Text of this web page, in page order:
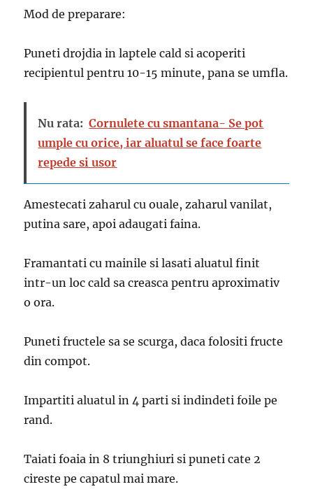
Mod de preparare:
Puneti drojdia in laptele cald si acoperiti
recipientul pentru 10-15 minute, pana se umfla.
Nu rata: Cornulete cu smantana- Se pot
umple cu orice, iar aluatul se face foarte
repede si usor
Amestecati zaharul cu ouale, zaharul vanilat,
putina sare, apoi adaugati faina.
Framantati cu mainile si lasati aluatul finit
intr-un loc cald sa creasca pentru aproximativ
o ora.
Puneti fructele sa se scurga, daca folositi fructe
din compot.
Impartiti aluatul in 4 parti si indindeti foile pe
rand.
Taiati foaia in 8 triunghiuri si puneti cate 2
cireste pe capatul mai mare.